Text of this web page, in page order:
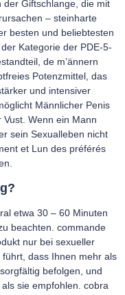
der Giftschlange, die mit
– steinharte
besten und beliebtesten
Kategorie der PDE-5-
de m’ännern
Potenzmittel, das
und intensiver
Männlicher Penis
Wenn ein Mann
sein Sexualleben nicht
et Lun des préférés
etwa 30 – 60 Minuten
beachten. commande
nur bei sexueller
dass Ihnen mehr als
befolgen, und
sie empfohlen. cobra